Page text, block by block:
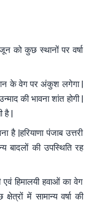
कुछ स्थानों पर वर्षा
के वेग पर अंकुश लगेगा |
की भावना शांत होगी |
है |
है |हरियाणा पंजाब उत्तरी
बादलों की उपस्थिति रह
हिमालयी हवाओं का वेग
में सामान्य वर्षा की